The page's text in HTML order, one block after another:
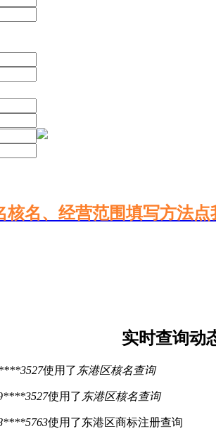
核名、经营范围填写方法
实时查询动
使用了 东港区核名查询
使用了 东港区核名查询
使用了东港区商标注册查询